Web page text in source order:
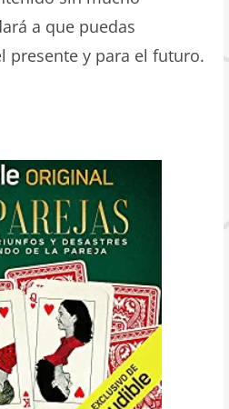
a que puedas
presente y para el futuro.